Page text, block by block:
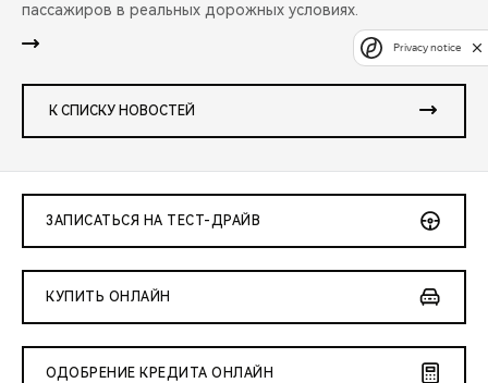
пассажиров в реальных дорожных условиях.
К СПИСКУ НОВОСТЕЙ
ЗАПИСАТЬСЯ НА ТЕСТ-ДРАЙВ
КУПИТЬ ОНЛАЙН
ОДОБРЕНИЕ КРЕДИТА ОНЛАЙН
Privacy notice